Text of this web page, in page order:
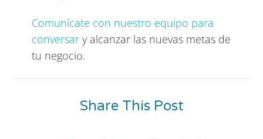
Comunícate con nuestro equipo para
conversar y alcanzar las nuevas metas de
tu negocio.
Share This Post